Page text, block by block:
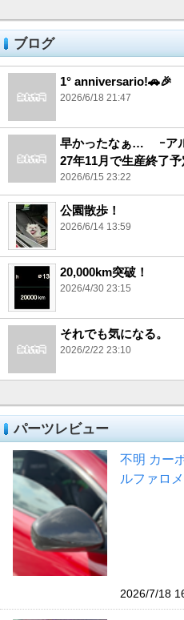
ブログ
1° anniversario!🚗🎉
2026/6/18 21:47
早かったなぁ… ｰア
27年11月で生産終了
2026/6/15 23:22
公園散歩！
2026/6/14 13:59
20,000km突破！
2026/4/30 23:15
それでも気になる。
2026/2/22 23:10
パーツレビュー
不明 カー
ルファロ
2026/7/18